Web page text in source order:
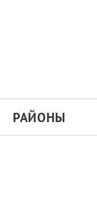
РАЙОНЫ